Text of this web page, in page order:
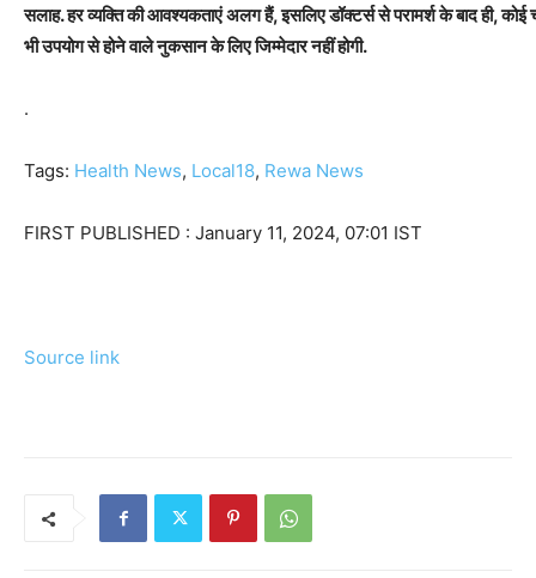
सलाह. हर व्यक्ति की आवश्यकताएं अलग हैं, इसलिए डॉक्टर्स से परामर्श के बाद ही,
भी उपयोग से होने वाले नुकसान के लिए जिम्मेदार नहीं होगी.
.
Tags: Health News, Local18, Rewa News
FIRST PUBLISHED : January 11, 2024, 07:01 IST
Source link